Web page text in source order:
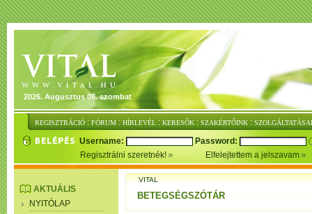
2026. Augusztus 08. szombat
REGISZTRÁCIÓ : FÓRUM : HÍRLEVÉL : KERESŐK : SZAKÉRTŐINK :
Username:
Password:
Regisztrálni szeretnék!
Elfelejtettem a jelszavam
AKTUÁLIS
NYITÓLAP
VITAL
BETEGSÉGSZÓTÁR